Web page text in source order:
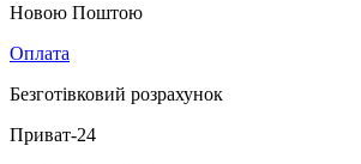
Новою Поштою
Оплата
Безготівковий розрахунок
Приват-24